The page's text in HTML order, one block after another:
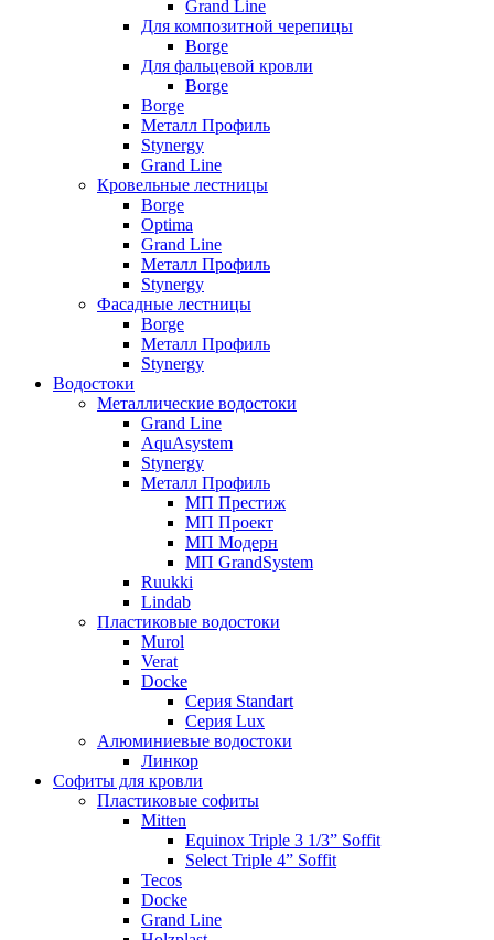
Grand Line
Для композитной черепицы
Borge
Для фальцевой кровли
Borge
Borge
Металл Профиль
Stynergy
Grand Line
Кровельные лестницы
Borge
Optima
Grand Line
Металл Профиль
Stynergy
Фасадные лестницы
Borge
Металл Профиль
Stynergy
Водостоки
Металлические водостоки
Grand Line
AquAsystem
Stynergy
Металл Профиль
МП Престиж
МП Проект
МП Модерн
МП GrandSystem
Ruukki
Lindab
Пластиковые водостоки
Murol
Verat
Docke
Серия Standart
Серия Lux
Алюминиевые водостоки
Линкор
Софиты для кровли
Пластиковые софиты
Mitten
Equinox Triple 3 1/3” Soffit
Select Triple 4” Soffit
Tecos
Docke
Grand Line